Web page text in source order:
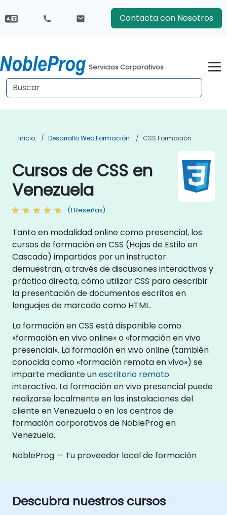
Contacta con Nosotros
Servicios Corporativos
Inicio Desarrollo Web Formación CSS Formación
Cursos de CSS en
Venezuela
(1 Reseñas)
Tanto en modalidad online como presencial, los
cursos de formación en CSS (Hojas de Estilo en
Cascada) impartidos por un instructor
demuestran, a través de discusiones interactivas y
práctica directa, cómo utilizar CSS para describir
la presentación de documentos escritos en
lenguajes de marcado como HTML.
La formación en CSS está disponible como
«formación en vivo online» o «formación en vivo
presencial». La formación en vivo online (también
conocida como «formación remota en vivo») se
imparte mediante unescritorio remoto
interactivo. La formación en vivo presencial puede
realizarse localmente en las instalaciones del
cliente en Venezuela o en los centros de
formación corporativos de NobleProg en
Venezuela.
NobleProg — Tu proveedor local de formación
Descubra nuestros cursos